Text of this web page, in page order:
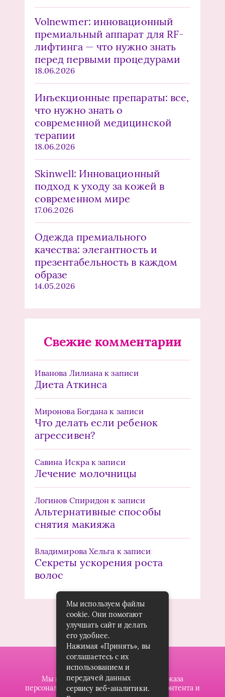
Volnewmer: инновационный
премиальный аппарат для RF-
лифтинга — что нужно знать
перед первыми процедурами
18.06.2026
Инъекционные препараты: все,
что нужно знать о
современной медицинской
терапии
18.06.2026
Skinwell: Инновационный
подход к уходу за кожей в
современном мире
17.06.2026
Одежда премиального
качества: элегантность и
презентабельность в каждом
образе
14.05.2026
Свежие комментарии
Иванова Лилиана к записи
Диета Аткинса
Миронова Богдана к записи
Что делать если ребенок
агрессивен?
Савина Искра к записи
Лечение молочницы
Логинов Спиридон к записи
Альтернативные способы
снятия макияжа
Владимирова Хельга к записи
Секреты ускорения роста
волос
Мы используем файлы cookie для показа
персонализированной рекламы и/или контента и
Мы используем файлы
cookie. Они помогают
улучшать сайт и делать
его удобнее.
Нажимая «Принять», вы
соглашаетесь с их
использованием и
передачей данных
сервису веб-аналитики.